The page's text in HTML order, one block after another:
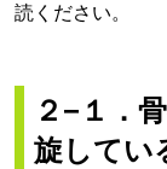
読ください。
２−１．
旋してい